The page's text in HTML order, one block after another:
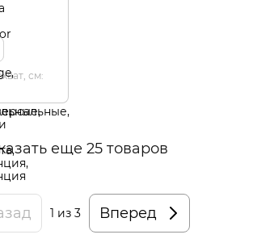
см
еще 25 товаров
1 из 3 Вперед